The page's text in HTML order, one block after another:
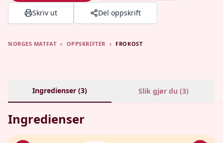
Skriv ut Del oppskrift
NORGES MATFAT › OPPSKRIFTER › FROKOST
Ingredienser (3) Slik gjør du (3)
Ingredienser